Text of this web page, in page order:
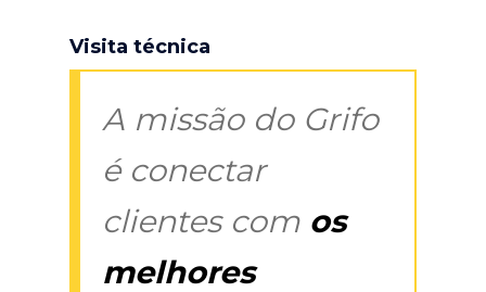
Visita técnica
A missão do Grifo
é conectar
clientes com os
melhores